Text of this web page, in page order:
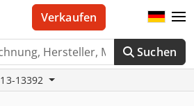
Suchen
Verkaufen
13392